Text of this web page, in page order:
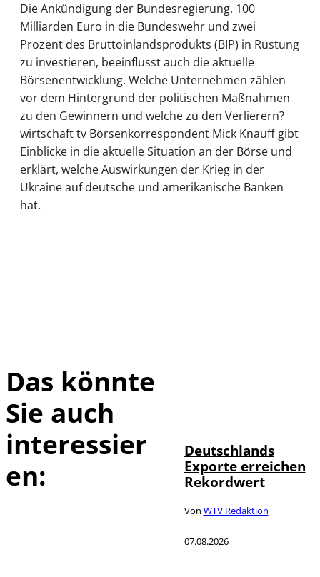
Die Ankündigung der Bundesregierung, 100
Milliarden Euro in die Bundeswehr und zwei
Prozent des Bruttoinlandsprodukts (BIP) in Rüstung
zu investieren, beeinflusst auch die aktuelle
Börsenentwicklung. Welche Unternehmen zählen
vor dem Hintergrund der politischen Maßnahmen
zu den Gewinnern und welche zu den Verlierern?
wirtschaft tv Börsenkorrespondent Mick Knauff gibt
Einblicke in die aktuelle Situation an der Börse und
erklärt, welche Auswirkungen der Krieg in der
Ukraine auf deutsche und amerikanische Banken
hat.
Das könnte
Sie auch
interessier
en:
Deutschlands
Exporte erreichen
Rekordwert
Von WTV Redaktion
07.08.2026